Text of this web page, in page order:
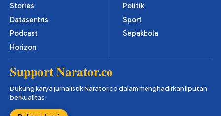
Stories
Datasentris
Podcast
Horizon
Politik
Sport
Sepakbola
Support Narator.co
Dukung karya jurnalistik Narator.co dalam menghadirkan liputan
berkualitas.